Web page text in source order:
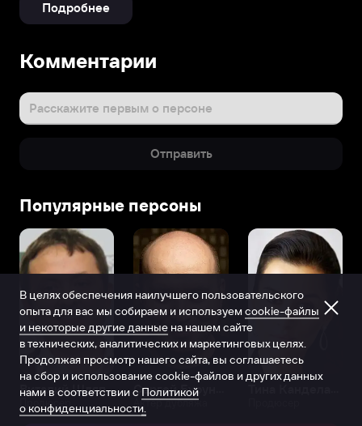
Подробнее
Комментарии
Расскажите первым о персоне
Отправить
Популярные персоны
Виталий Шляппо
Продюсер Актёр дубляжа
В целях обеспечения наилучшего пользовательского
опыта для вас мы собираем и используем cookie-файлы
и некоторые другие данные на нашем сайте
в технических, аналитических и маркетинговых целях.
Продолжая просмотр нашего сайта, вы соглашаетесь
на сбор и использование cookie-файлов и других данных
нами в соответствии с Политикой
о конфиденциальности.